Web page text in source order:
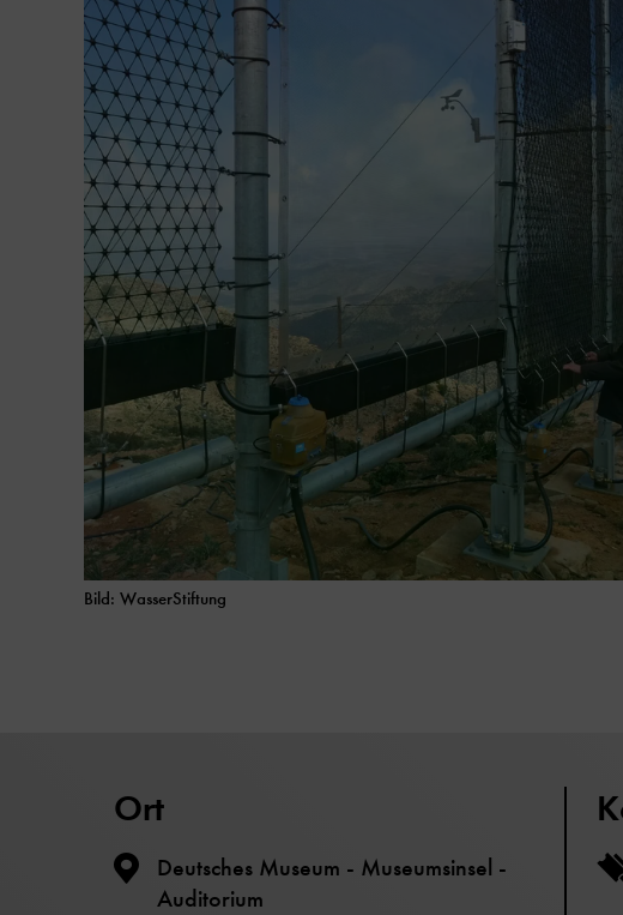
Bild: WasserStiftung
Ort
Deutsches Museum - Museumsinsel -
Auditorium